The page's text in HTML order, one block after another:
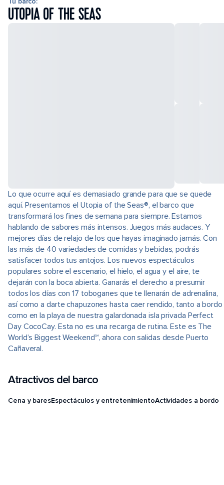
UTOPIA OF THE SEAS
Lo que ocurre aquí es demasiado grande para que se quede
aquí. Presentamos el Utopia of the Seas®, el barco que
transformará los fines de semana para siempre. Estamos
hablando de sabores más intensos. Juegos más audaces. Y
mejores días de relajo de los que hayas imaginado jamás. Con
las más de 40 variedades de comidas y bebidas, podrás
satisfacer todos tus antojos. Los nuevos espectáculos
populares sobre el escenario, el hielo, el agua y el aire, te
dejarán con la boca abierta. Ganarás el derecho a presumir
todos los días con 17 toboganes que te llenarán de adrenalina,
así como a darte chapuzones hasta caer rendido, tanto a bordo
como en la playa de nuestra galardonada isla privada Perfect
Day CocoCay. Esta no es una recarga de rutina. Este es The
World’s Biggest Weekend℠, ahora con salidas desde Puerto
Cañaveral.
Atractivos del barco
Cena y baresEspectáculos y entretenimientoActividades a bordo